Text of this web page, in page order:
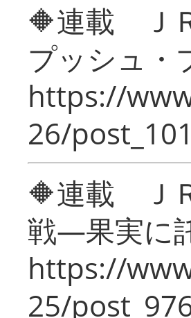
🔶連載 Ｊ
プッシュ・
https://
26/
🔶連載 Ｊ
戦―果実に
https://
25/